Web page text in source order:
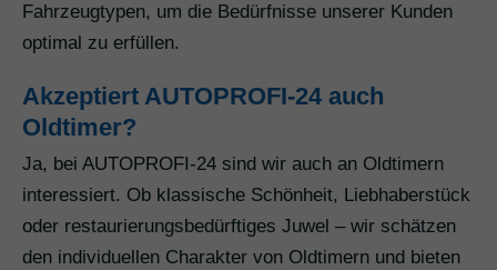
Fahrzeugtypen, um die Bedürfnisse unserer Kunden
optimal zu erfüllen.
Akzeptiert AUTOPROFI-24 auch
Oldtimer?
Ja, bei AUTOPROFI-24 sind wir auch an Oldtimern
interessiert. Ob klassische Schönheit, Liebhaberstück
oder restaurierungsbedürftiges Juwel – wir schätzen
den individuellen Charakter von Oldtimern und bieten